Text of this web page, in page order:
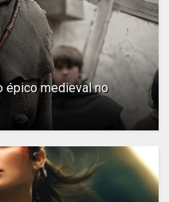
épico medieval no